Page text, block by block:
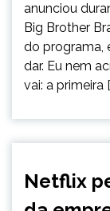
anunciou
Big Brother
do programa,
dar. Eu nem
vai: a primeira
Netflix